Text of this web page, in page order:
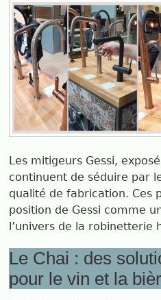
Les mitigeurs Gessi,
continuent de séduire par
qualité de fabrication. Ces
position de Gessi comme
l’univers de la robinetterie
Le Chai : des
pour le vin et la